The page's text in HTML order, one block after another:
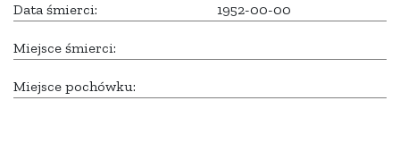
Data śmierci: 1952-00-00
Miejsce śmierci:
Miejsce pochówku: